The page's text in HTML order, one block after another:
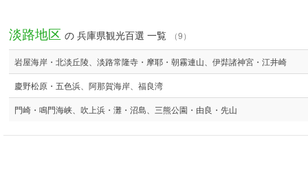
淡路地区 の 兵庫県観光百選 一覧 （9）
岩屋海岸・北淡丘陵、淡路常隆寺・摩耶・朝霧連山、伊弉諸神宮・江井崎
慶野松原・五色浜、阿那賀海岸、福良湾
門崎・鳴門海峡、吹上浜・灘・沼島、三熊公園・由良・先山